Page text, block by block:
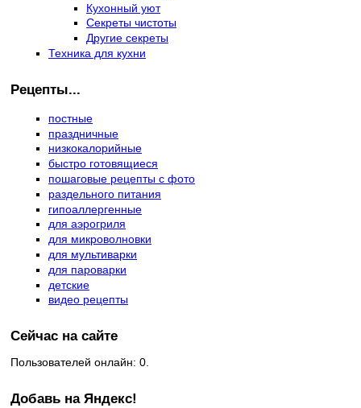
Кухонный уют
Секреты чистоты
Другие секреты
Техника для кухни
Рецепты...
постные
праздничные
низкокалорийные
быстро готовящиеся
пошаговые рецепты с фото
раздельного питания
гипоаллергенные
для аэрогриля
для микроволновки
для мультиварки
для пароварки
детские
видео рецепты
Сейчас на сайте
Пользователей онлайн: 0.
Добавь на Яндекс!